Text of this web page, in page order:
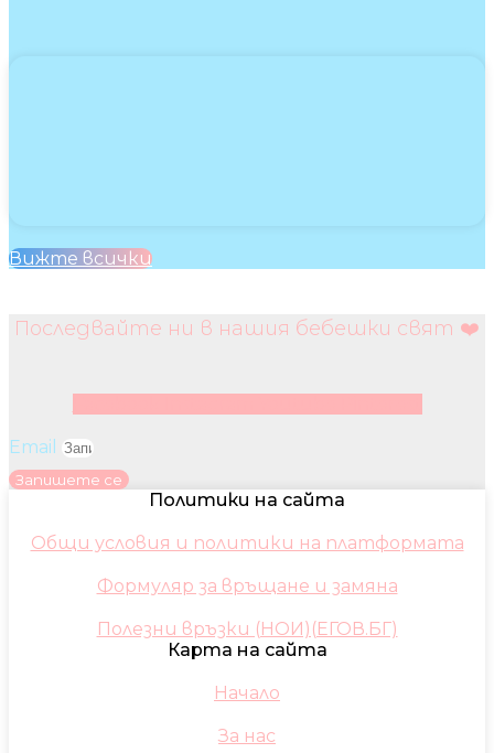
Вижте всички
Последвайте ни в нашия бебешки свят ❤️
Email
Запишете се
Политики на сайта
Общи условия и политики на платформата
Формуляр за връщане и замяна
Полезни връзки (НОИ)(ЕГОВ.БГ)
Карта на сайта
Начало
За нас